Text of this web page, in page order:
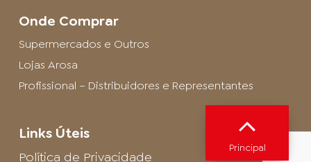
Onde Comprar
Supermercados e Outros
Lojas Arosa
Profissional – Distribuidores e Representantes
Links Úteis
Política de Privacidade
Principal